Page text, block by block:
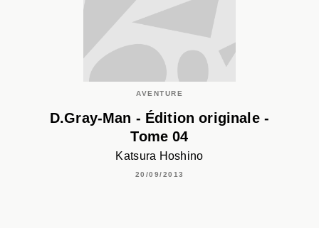
AVENTURE
D.Gray-Man - Édition originale -
Tome 04
Katsura Hoshino
20/09/2013